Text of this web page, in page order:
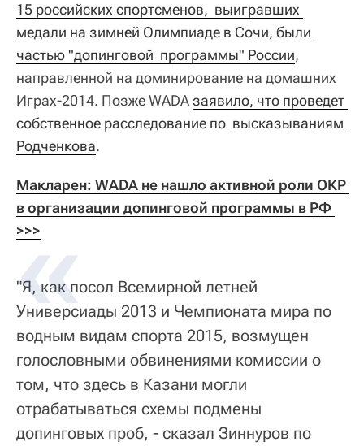
15 российских спортсменов,  выигравших
медали на зимней Олимпиаде в Сочи, были
частью "допинговой  программы" России,
направленной на доминирование на домашних
Играх-2014. Позже WADAзаявило, что проведет
собственное расследование по  высказываниям
Родченкова.
Макларен: WADA не нашло активной роли ОКР
в организации допинговой программы в РФ
>>>
"Я, как посол Всемирной летней
Универсиады 2013 и Чемпионата мира по
водным видам спорта 2015, возмущен
голословными обвинениями комиссии о
том, что здесь в Казани могли
отрабатываться схемы подмены
допинговых проб, - сказал Зиннуров по